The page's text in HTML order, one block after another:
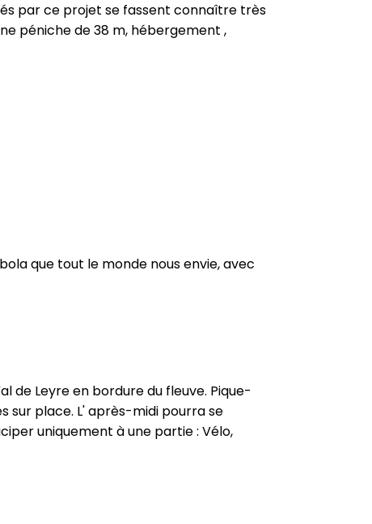
par ce projet se fassent connaître très
péniche de 38 m, hébergement ,
que tout le monde nous envie, avec
de Leyre en bordure du fleuve. Pique-
place. L' après-midi pourra se
uniquement à une partie : Vélo,